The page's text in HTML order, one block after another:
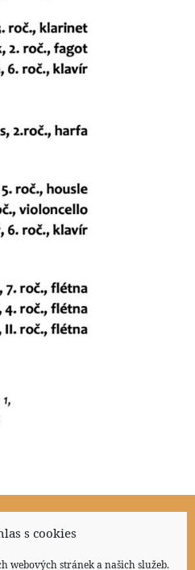
s cookies
webových stránek a našich služeb.